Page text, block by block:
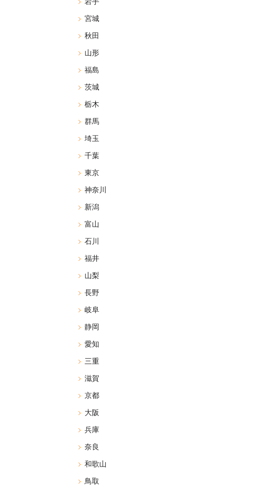
宮城
秋田
山形
福島
茨城
栃木
群馬
埼玉
千葉
東京
神奈川
新潟
富山
石川
福井
山梨
長野
岐阜
静岡
愛知
三重
滋賀
京都
大阪
兵庫
奈良
和歌山
鳥取